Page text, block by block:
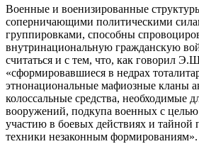
Военные и военизированные
соперничающими политическими
группировками, способны
внутринациональную гражданскую
считаться и с тем, что, как говорил
«сформировавшиеся в недрах
этнонациональные мафиозные кланы
колоссальные средства, необходимые
вооружений, подкупа военных с
участию в боевых действиях и тайной
техники незаконным формированиям».